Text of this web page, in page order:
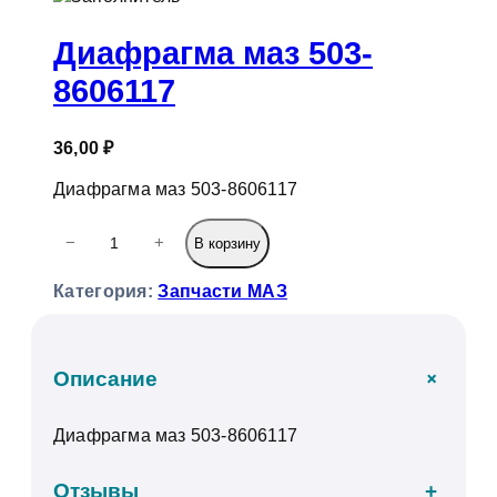
Диафрагма маз 503-
8606117
36,00₽
Диафрагма маз 503-8606117
и
с
т
о
о
− + В корзину
Категория:Запчасти МАЗ
Описание +
Диафрагма маз 503-8606117
Отзывы +